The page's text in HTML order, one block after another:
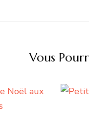
Vous